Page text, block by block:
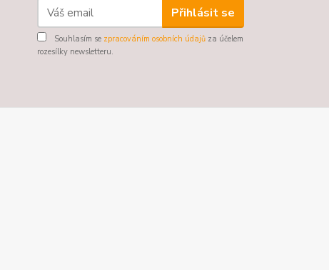
Přihlásit se
Souhlasím se zpracováním osobních údajů za účelem
rozesílky newsletteru.